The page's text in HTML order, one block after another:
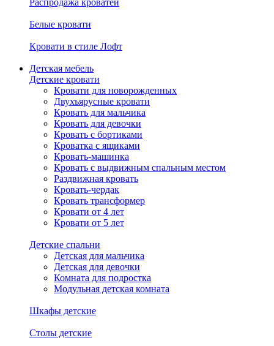
Распродажа кроватей
Белые кровати
Кровати в стиле Лофт
Детская мебель
Детские кровати
Кровати для новорожденных
Двухъярусные кровати
Кровать для мальчика
Кровать для девочки
Кровать с бортиками
Кроватка с ящиками
Кровать-машинка
Кровать с выдвижным спальным местом
Раздвижная кровать
Кровать-чердак
Кровать трансформер
Кровати от 4 лет
Кровати от 5 лет
Детские спальни
Детская для мальчика
Детская для девочки
Комната для подростка
Модульная детская комната
Шкафы детские
Столы детские